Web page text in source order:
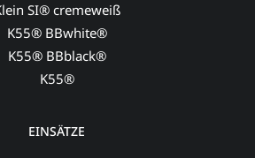
SI® cremeweiß
K55® BBwhite®
K55® BBblack®
K55®
EINSÄTZE